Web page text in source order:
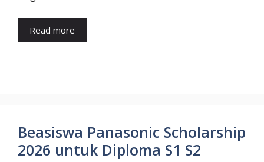
Read more
Beasiswa Panasonic Scholarship
2026 untuk Diploma S1 S2